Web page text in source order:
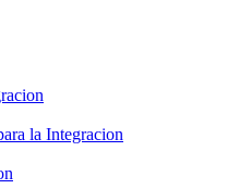
la Integracion